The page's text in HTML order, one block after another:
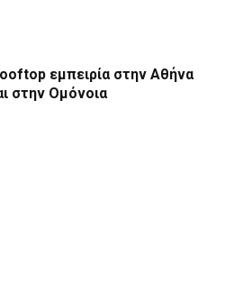
εμπειρία στην Αθήνα
στην Ομόνοια